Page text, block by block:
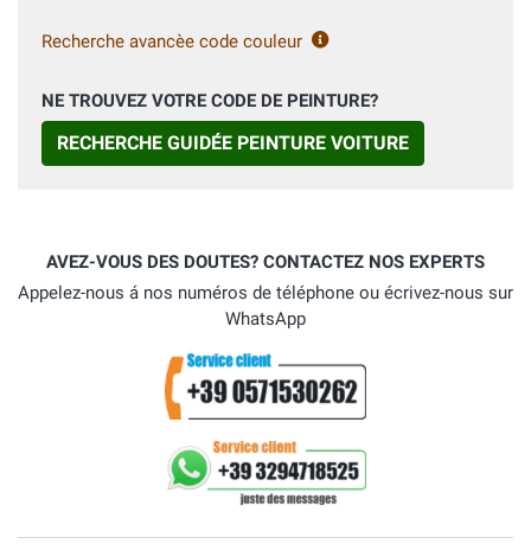
Recherche avancèe code couleur
NE TROUVEZ VOTRE CODE DE PEINTURE?
RECHERCHE GUIDÉE PEINTURE VOITURE
AVEZ-VOUS DES DOUTES? CONTACTEZ NOS EXPERTS
Appelez-nous á nos numéros de téléphone ou écrivez-nous sur
WhatsApp